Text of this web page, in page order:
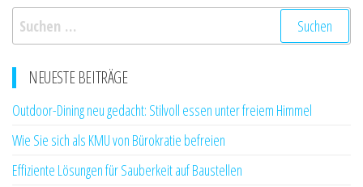
Suchen
nach:
NEUESTE BEITRÄGE
Outdoor-Dining neu gedacht: Stilvoll essen unter freiem Himmel
Wie Sie sich als KMU von Bürokratie befreien
Effiziente Lösungen für Sauberkeit auf Baustellen